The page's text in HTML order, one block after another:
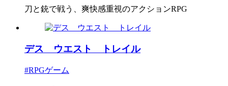
刀と銃で戦う、爽快感重視のアクションRPG
デス ウエスト トレイル
#RPGゲーム